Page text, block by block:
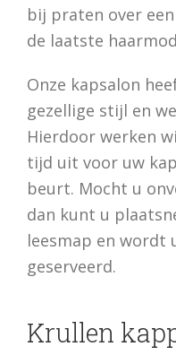
bij praten over
de laatste
Onze kapsalon
gezellige stijl en
Hierdoor werken
tijd uit voor uw
beurt. Mocht u
dan kunt u
leesmap en wordt
geserveerd.
Krullen